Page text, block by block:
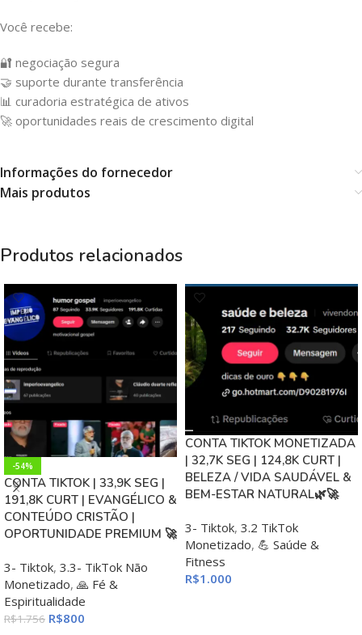
Você recebe:
🔐 negociação segura
🤝 suporte durante transferência
📊 curadoria estratégica de ativos
🚀 oportunidades reais de crescimento digital
Informações do fornecedor
Mais produtos
Produtos relacionados
-54%
CONTA TIKTOK | 33,9K SEG |
191,8K CURT | EVANGÉLICO &
CONTEÚDO CRISTÃO |
OPORTUNIDADE PREMIUM 🚀
3- Tiktok, 3.3- TikTok Não
Monetizado, 🙏 Fé &
Espiritualidade
R$1.756 R$800
CONTA TIKTOK MONETIZADA
| 32,7K SEG | 124,8K CURT |
BELEZA / VIDA SAUDÁVEL &
BEM-ESTAR NATURAL🌿🚀
3- Tiktok, 3.2 TikTok
Monetizado, 💪 Saúde &
Fitness
R$1.000